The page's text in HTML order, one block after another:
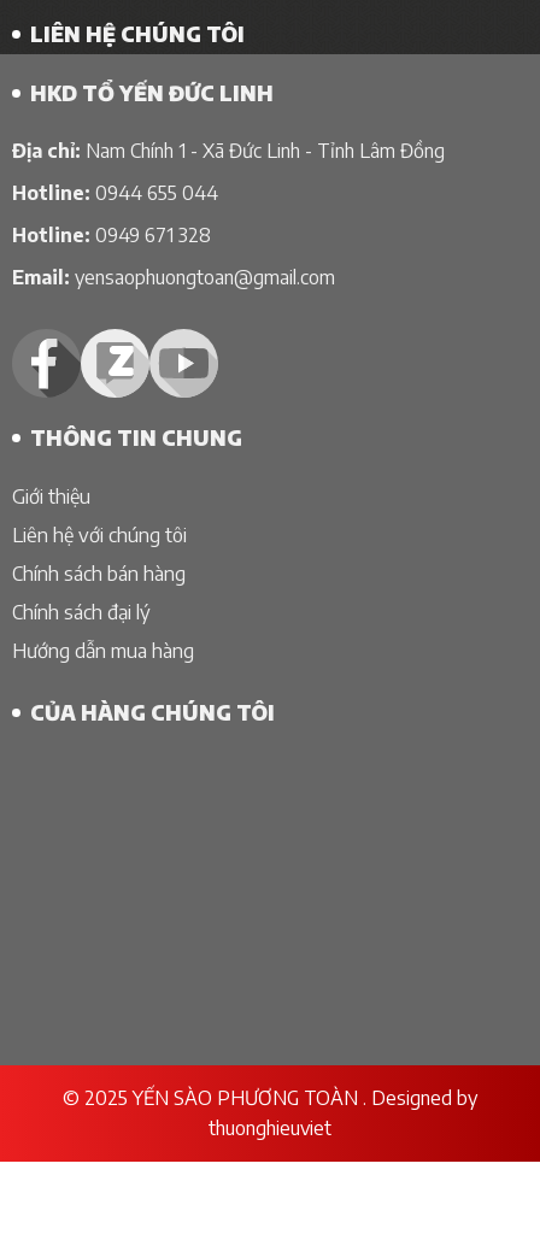
LIÊN HỆ CHÚNG TÔI
HKD TỔ YẾN ĐỨC LINH
Địa chỉ: Nam Chính 1 - Xã Đức Linh - Tỉnh Lâm Đồng
Hotline: 0944 655 044
Hotline: 0949 671 328
Email: yensaophuongtoan@gmail.com
THÔNG TIN CHUNG
Giới thiệu
Liên hệ với chúng tôi
Chính sách bán hàng
Chính sách đại lý
Hướng dẫn mua hàng
CỦA HÀNG CHÚNG TÔI
© 2025 YẾN SÀO PHƯƠNG TOÀN . Designed by
thuonghieuviet